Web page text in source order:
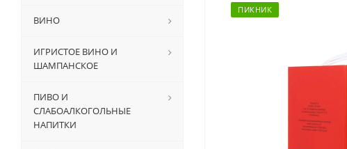
ПИКНИК
ВИНО
ИГРИСТОЕ ВИНО И
ШАМПАНСКОЕ
ПИВО И
СЛАБОАЛКОГОЛЬНЫЕ
НАПИТКИ